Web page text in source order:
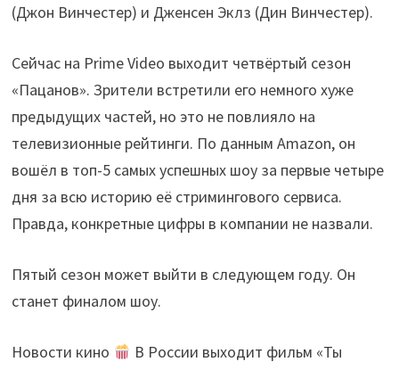
(Джон Винчестер) и Дженсен Эклз (Дин Винчестер).
Сейчас на Prime Video выходит четвёртый сезон
«Пацанов». Зрители встретили его немного хуже
предыдущих частей, но это не повлияло на
телевизионные рейтинги. По данным Amazon, он
вошёл в топ-5 самых успешных шоу за первые четыре
дня за всю историю её стримингового сервиса.
Правда, конкретные цифры в компании не назвали.
Пятый сезон может выйти в следующем году. Он
станет финалом шоу.
Новости кино
В России выходит фильм «Ты